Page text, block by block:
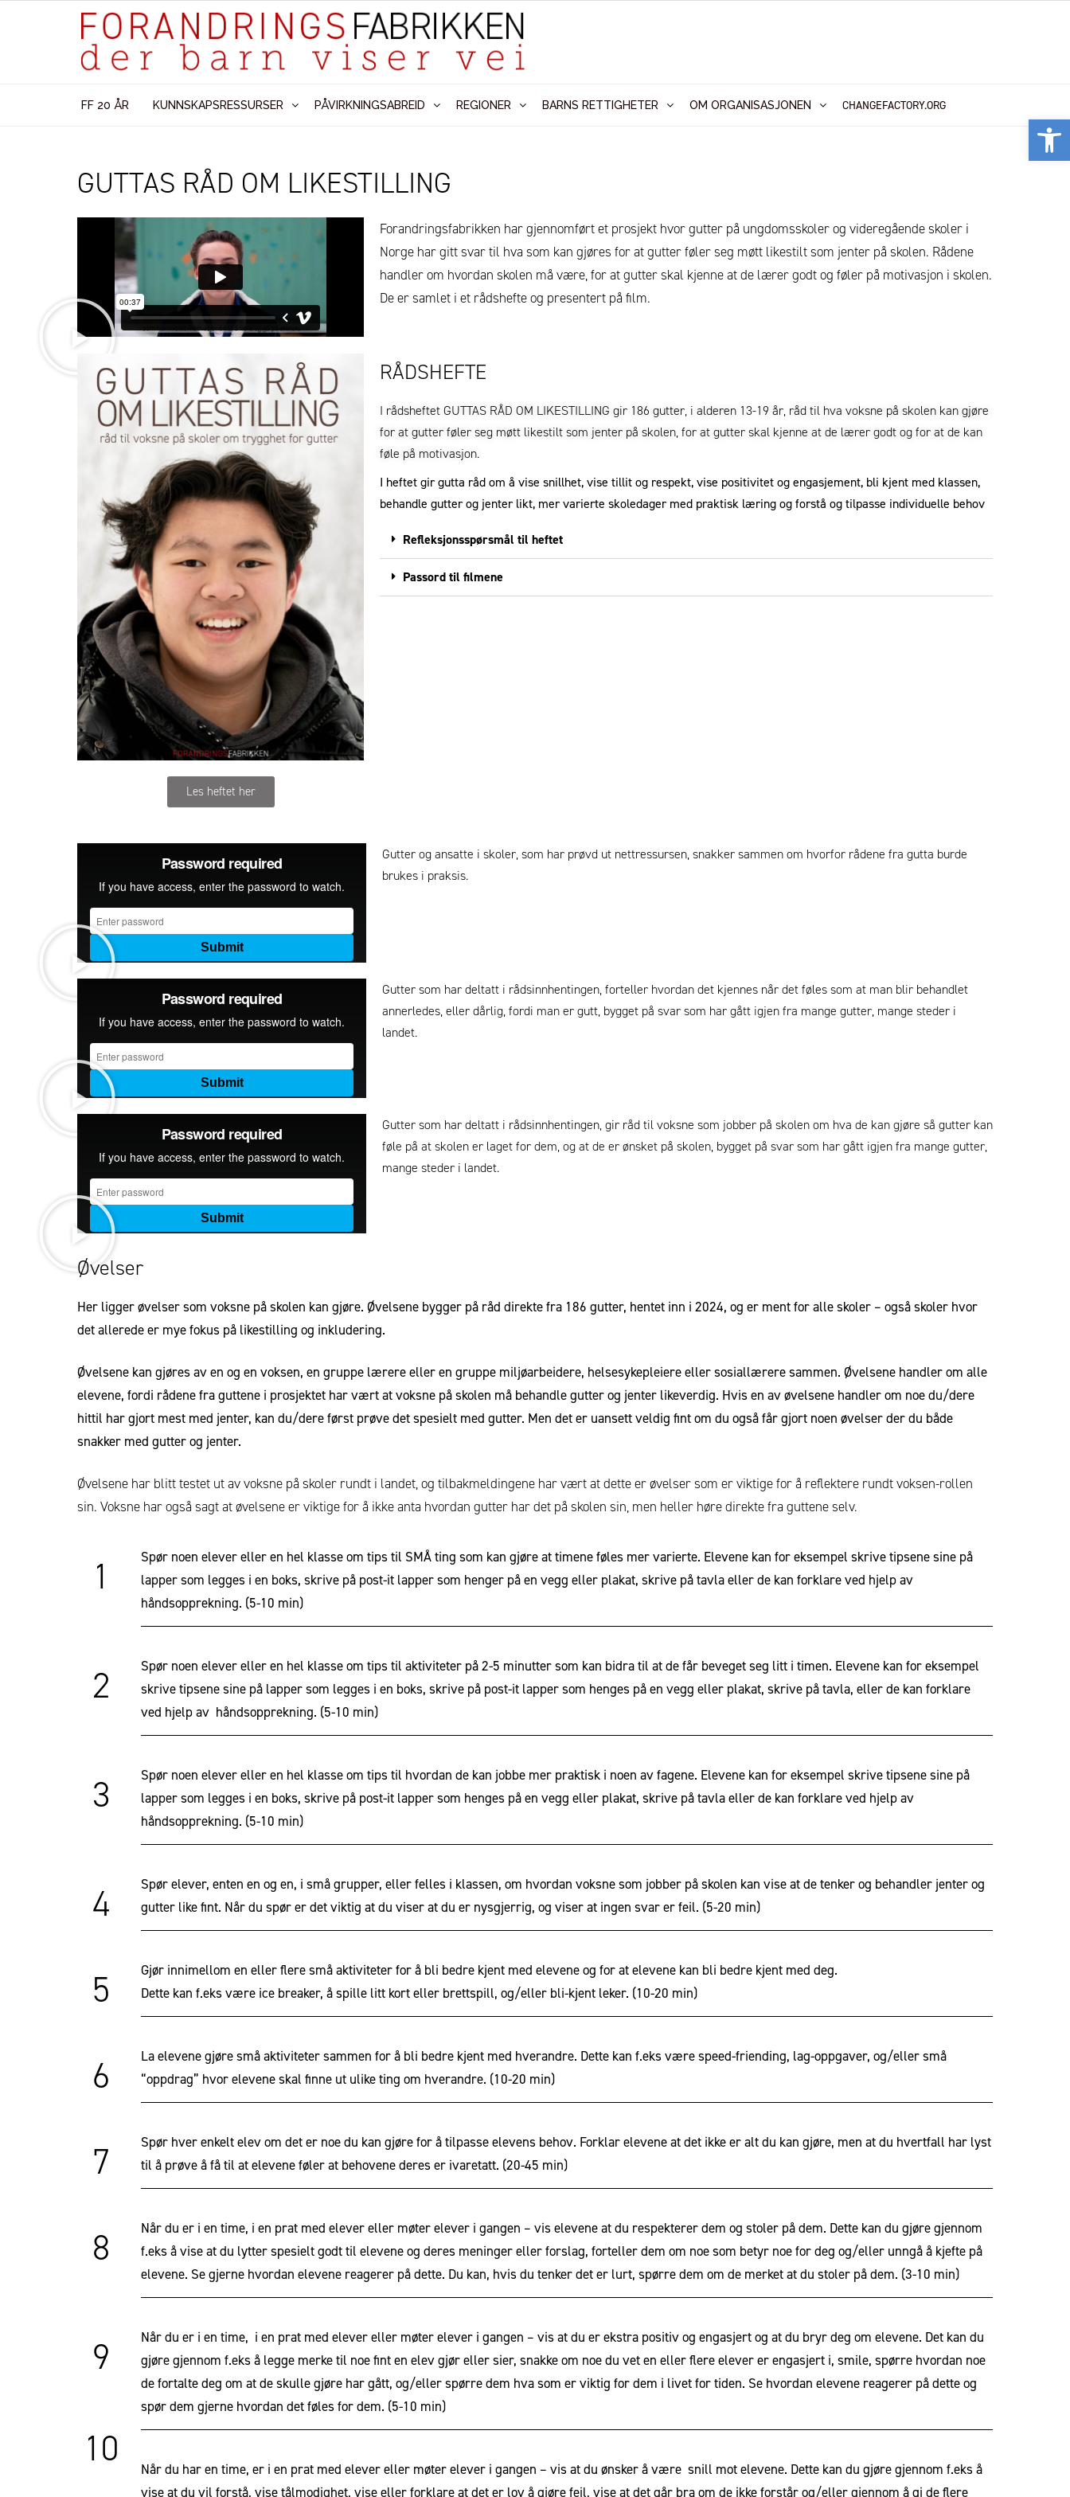
FF 20 ÅR KUNNSKAPSRESSURSER PÅVIRKNINGSABREID REGIONER BARNS RETTIGHETER OM ORGANISASJONEN CHANGEFACTORY.ORG
GUTTAS RÅD OM LIKESTILLING
Forandringsfabrikken har gjennomført et prosjekt hvor gutter på ungdomsskoler og videregående skoler i
Norge har gitt svar til hva som kan gjøres for at gutter føler seg møtt likestilt som jenter på skolen. Rådene
handler om hvordan skolen må være, for at gutter skal kjenne at de lærer godt og føler på motivasjon i skolen.
De er samlet i et rådshefte og presentert på film.
Les heftet her
RÅDSHEFTE
I rådsheftet GUTTAS RÅD OM LIKESTILLING gir 186 gutter, i alderen 13-19 år, råd til hva voksne på skolen kan gjøre
for at gutter føler seg møtt likestilt som jenter på skolen, for at gutter skal kjenne at de lærer godt og for at de kan
føle på motivasjon.
I heftet gir gutta råd om å vise snillhet, vise tillit og respekt, vise positivitet og engasjement, bli kjent med klassen,
behandle gutter og jenter likt, mer varierte skoledager med praktisk læring og forstå og tilpasse individuelle behov
Refleksjonsspørsmål til heftet
Passord til filmene
Gutter og ansatte i skoler, som har prøvd ut nettressursen, snakker sammen om hvorfor rådene fra gutta burde
brukes i praksis.
Gutter som har deltatt i rådsinnhentingen, forteller hvordan det kjennes når det føles som at man blir behandlet
annerledes, eller dårlig, fordi man er gutt, bygget på svar som har gått igjen fra mange gutter, mange steder i
landet.
Gutter som har deltatt i rådsinnhentingen, gir råd til voksne som jobber på skolen om hva de kan gjøre så gutter kan
føle på at skolen er laget for dem, og at de er ønsket på skolen, bygget på svar som har gått igjen fra mange gutter,
mange steder i landet.
Øvelser
Her ligger øvelser som voksne på skolen kan gjøre. Øvelsene bygger på råd direkte fra 186 gutter, hentet inn i 2024, og er ment for alle skoler – også skoler hvor
det allerede er mye fokus på likestilling og inkludering.
Øvelsene kan gjøres av en og en voksen, en gruppe lærere eller en gruppe miljøarbeidere, helsesykepleiere eller sosiallærere sammen. Øvelsene handler om alle
elevene, fordi rådene fra guttene i prosjektet har vært at voksne på skolen må behandle gutter og jenter likeverdig. Hvis en av øvelsene handler om noe du/dere
hittil har gjort mest med jenter, kan du/dere først prøve det spesielt med gutter. Men det er uansett veldig fint om du også får gjort noen øvelser der du både
snakker med gutter og jenter.
Øvelsene har blitt testet ut av voksne på skoler rundt i landet, og tilbakmeldingene har vært at dette er øvelser som er viktige for å reflektere rundt voksen-rollen
sin. Voksne har også sagt at øvelsene er viktige for å ikke anta hvordan gutter har det på skolen sin, men heller høre direkte fra guttene selv.
1
Spør noen elever eller en hel klasse om tips til SMÅ ting som kan gjøre at timene føles mer varierte. Elevene kan for eksempel skrive tipsene sine på
lapper som legges i en boks, skrive på post-it lapper som henger på en vegg eller plakat, skrive på tavla eller de kan forklare ved hjelp av
håndsopprekning. (5-10 min)
2
Spør noen elever eller en hel klasse om tips til aktiviteter på 2-5 minutter som kan bidra til at de får beveget seg litt i timen. Elevene kan for eksempel
skrive tipsene sine på lapper som legges i en boks, skrive på post-it lapper som henges på en vegg eller plakat, skrive på tavla, eller de kan forklare
ved hjelp av håndsopprekning. (5-10 min)
3
Spør noen elever eller en hel klasse om tips til hvordan de kan jobbe mer praktisk i noen av fagene. Elevene kan for eksempel skrive tipsene sine på
lapper som legges i en boks, skrive på post-it lapper som henges på en vegg eller plakat, skrive på tavla eller de kan forklare ved hjelp av
håndsopprekning. (5-10 min)
4
Spør elever, enten en og en, i små grupper, eller felles i klassen, om hvordan voksne som jobber på skolen kan vise at de tenker og behandler jenter og
gutter like fint. Når du spør er det viktig at du viser at du er nysgjerrig, og viser at ingen svar er feil. (5-20 min)
5
Gjør innimellom en eller flere små aktiviteter for å bli bedre kjent med elevene og for at elevene kan bli bedre kjent med deg.
Dette kan f.eks være ice breaker, å spille litt kort eller brettspill, og/eller bli-kjent leker. (10-20 min)
6
La elevene gjøre små aktiviteter sammen for å bli bedre kjent med hverandre. Dette kan f.eks være speed-friending, lag-oppgaver, og/eller små
“oppdrag” hvor elevene skal finne ut ulike ting om hverandre. (10-20 min)
7
Spør hver enkelt elev om det er noe du kan gjøre for å tilpasse elevens behov. Forklar elevene at det ikke er alt du kan gjøre, men at du hvertfall har lyst
til å prøve å få til at elevene føler at behovene deres er ivaretatt. (20-45 min)
8
Når du er i en time, i en prat med elever eller møter elever i gangen – vis elevene at du respekterer dem og stoler på dem. Dette kan du gjøre gjennom
f.eks å vise at du lytter spesielt godt til elevene og deres meninger eller forslag, forteller dem om noe som betyr noe for deg og/eller unngå å kjefte på
elevene. Se gjerne hvordan elevene reagerer på dette. Du kan, hvis du tenker det er lurt, spørre dem om de merket at du stoler på dem. (3-10 min)
9
Når du er i en time, i en prat med elever eller møter elever i gangen – vis at du er ekstra positiv og engasjert og at du bryr deg om elevene. Det kan du
gjøre gjennom f.eks å legge merke til noe fint en elev gjør eller sier, snakke om noe du vet en eller flere elever er engasjert i, smile, spørre hvordan noe
de fortalte deg om at de skulle gjøre har gått, og/eller spørre dem hva som er viktig for dem i livet for tiden. Se hvordan elevene reagerer på dette og
spør dem gjerne hvordan det føles for dem. (5-10 min)
10
Når du har en time, er i en prat med elever eller møter elever i gangen – vis at du ønsker å være snill mot elevene. Dette kan du gjøre gjennom f.eks å
vise at du vil forstå, vise tålmodighet, vise eller forklare at det er lov å gjøre feil, vise at det går bra om de ikke forstår og/eller gjennom å gi de flere